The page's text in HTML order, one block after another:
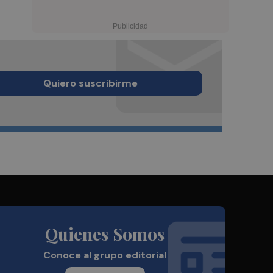
Quiero suscribirme
Quienes Somos
Conoce al grupo editorial